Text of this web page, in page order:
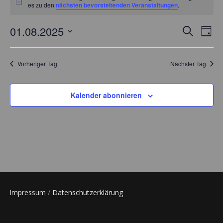
für
1
August
2025
Hinweises zu den nächsten bevorstehenden Veranstaltungen.
Suche
und
SucheTag
01.08.2025
Vorheriger Tag Nächster Tag
Kalender abonnieren
Impressum / Datenschutzerklärung